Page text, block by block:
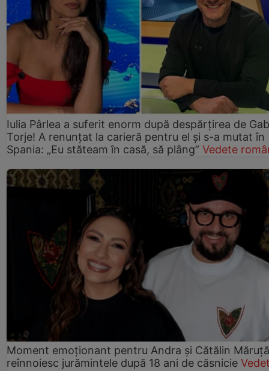
Iulia Pârlea a suferit enorm după despărțirea de
Torje! A renunțat la carieră pentru el și s-a mutat în
Spania: „Eu stăteam în casă, să plâng” Vedete
Moment emoționant pentru Andra și Cătălin
reînnoiesc jurămintele după 18 ani de căsnicie